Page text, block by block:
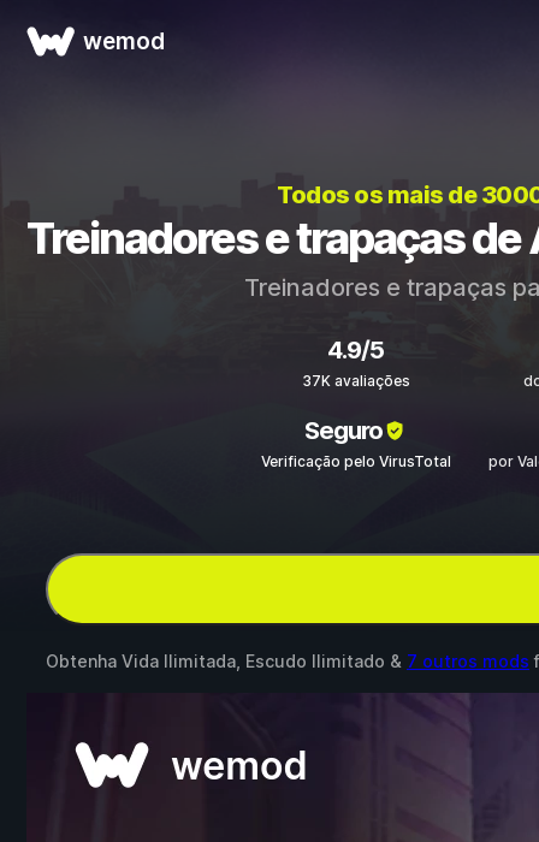
wemod
Todos os mais de
Treinadores e trapaças
Treinadores e trapaças
4.9/5
37K avaliações
Seguro
Verificação pelo VirusTotal por
Obtenha Vida Ilimitada, Escudo Ilimitado & 7 outros mods